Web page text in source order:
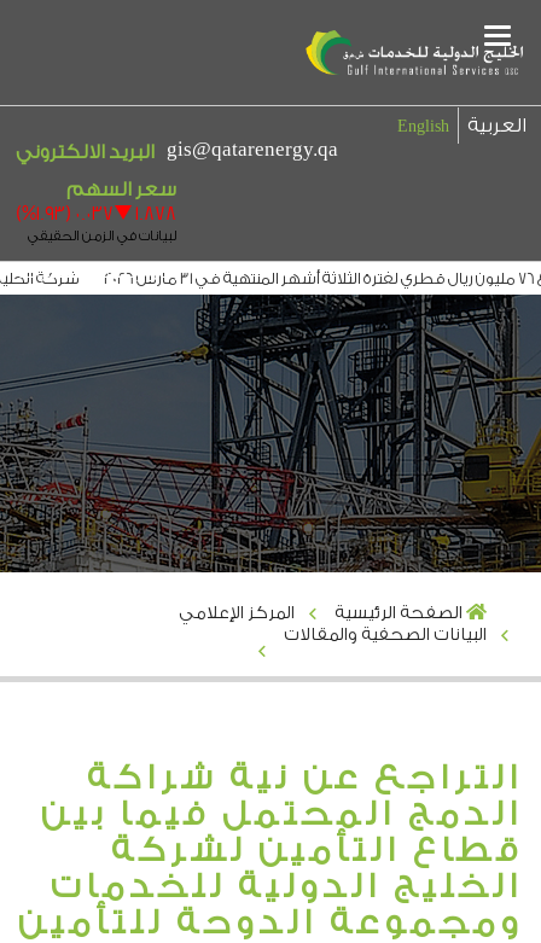
Main
Menu
البريد الالكتروني gis@qatarenergy.qa
بيان إخلاء المسؤولية
English العربية
شركة الخليج
الدولية توقع عقداً مع التجاري لتوزيع ارباحها لمدة 3 سنوات
الصفحة الرئيسية
المركز الإعلامي
البيانات الصحفية والمقالات
التراجع عن نية شراكة
الدمج المحتمل فيما بين
قطاع التأمين لشركة
الخليج الدولية للخدمات
ومجموعة الدوحة للتأمين